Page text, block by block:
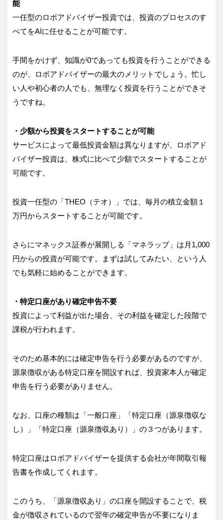
能
一任型のロボアドバイザー投資では、投資のプロセスのす
べてをAIに任せることが可能です。
手間をかけず、知識が0であっても投資を行うことができる
のが、ロボアドバイザーの最大のメリットでしょう。忙し
い人や初心者の人でも、無理なく投資を行うことができそ
うですね。
・少額から投資をスタートすることが可能
サービスによって最低投資金額は異なりますが、ロボアド
バイザー投資は、株式に比べて少額でスタートすることが
可能です。
投資一任型の「THEO（テオ）」では、毎月の積立金額１
万円からスタートすることが可能です。
さらにマネックス証券が展開しる「マネラップ」は月1,000
円からの投資が可能です。まずは試してみたい、という人
でも気軽に始めることができます。
・特定口座があり確定申告不要
投資によって利益が出た場合、その利益を確定した段階で
課税が行われます。
そのため基本的には確定申告を行う必要があるのですが、
源泉徴収がある特定口座を開設すれば、投資家本人が確定
申告を行う必要がありません。
なお、口座の種類は「一般口座」「特定口座（源泉徴収な
し）」「特定口座（源泉徴収あり）」の３つがあります。
特定口座はロボアドバイザーを提供する会社が年間取引報
告書を作成してくれます。
このうち、「源泉徴収あり」の口座を開設することで、税
金が徴収されているので翌年の確定申告が不要になりま